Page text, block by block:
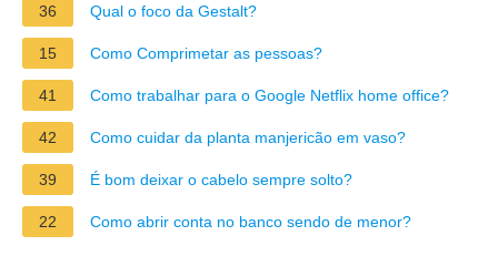
36 Qual o foco da Gestalt?
15 Como Comprimetar as pessoas?
41 Como trabalhar para o Google Netflix home office?
42 Como cuidar da planta manjericão em vaso?
39 É bom deixar o cabelo sempre solto?
22 Como abrir conta no banco sendo de menor?